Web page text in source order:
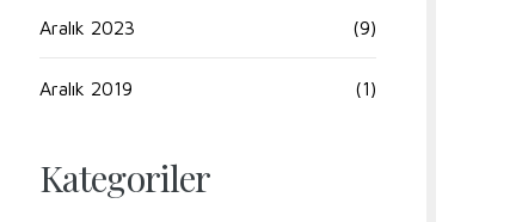
Aralık 2023 (9)
Aralık 2019 (1)
Kategoriler